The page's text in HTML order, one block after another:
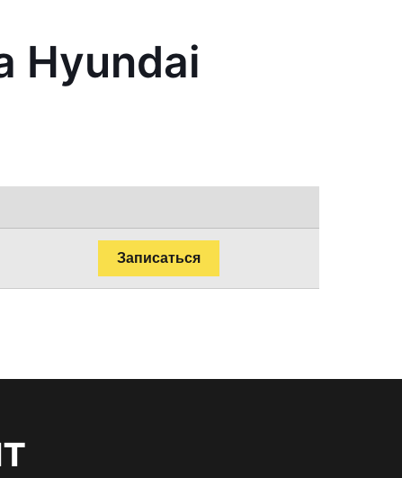
Hyundai
Записаться